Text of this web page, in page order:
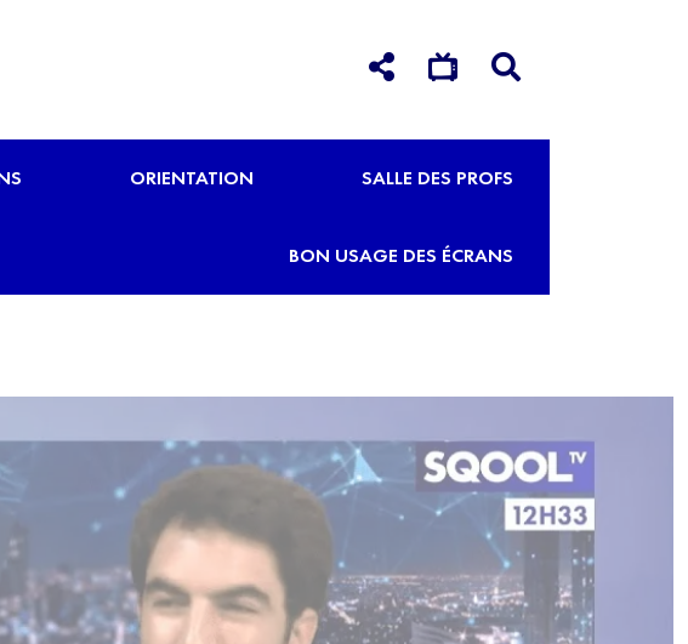
ORIENTATION SALLE DES PROFS
BON USAGE DES ÉCRANS